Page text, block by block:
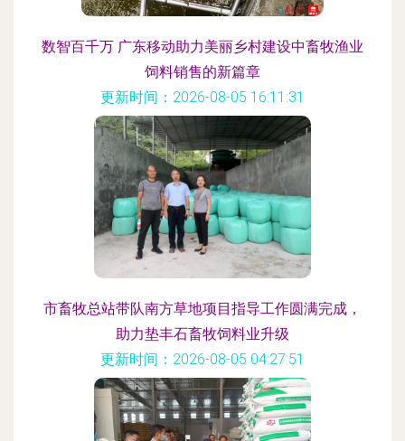
数智百千万 广东移动助力美丽乡村建设中畜牧渔业
饲料销售的新篇章
更新时间：2026-08-05 16:11:31
市畜牧总站带队南方草地项目指导工作圆满完成，
助力垫丰石畜牧饲料业升级
更新时间：2026-08-05 04:27:51